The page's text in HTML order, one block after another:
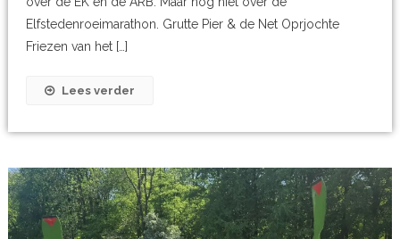
Elfstedenroeimarathon. Grutte Pier & de Net Oprjochte
Friezen van het […]
Lees verder